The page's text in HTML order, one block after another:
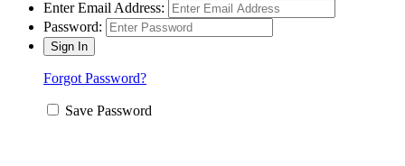
Enter Email Address:
Password:
Forgot Password?
Save Password